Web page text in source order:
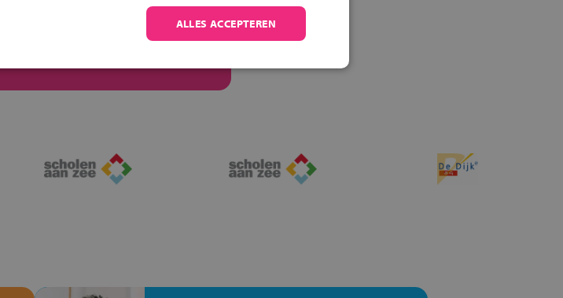
om je kind aan te melden bij
ALLES ACCEPTEREN